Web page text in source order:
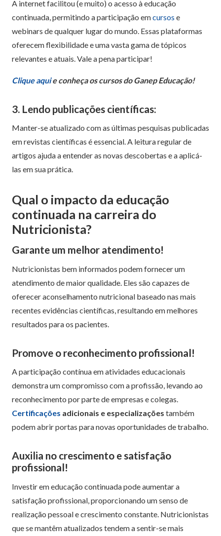
A internet facilitou (e muito) o acesso à educação
continuada, permitindo a participação emcursos e
webinars de qualquer lugar do mundo. Essas plataformas
oferecem flexibilidade e uma vasta gama de tópicos
relevantes e atuais. Vale a pena participar!
Clique aquie conheça os cursos do Ganep Educação!
3. Lendo publicações científicas:
Manter-se atualizado com as últimas pesquisas publicadas
em revistas científicas é essencial. A leitura regular de
artigos ajuda a entender as novas descobertas e a aplicá-
las em sua prática.
Qual o impacto da educação
continuada na carreira do
Nutricionista?
Garante um melhor atendimento!
Nutricionistas bem informados podem fornecer um
atendimento de maior qualidade. Eles são capazes de
oferecer aconselhamento nutricional baseado nas mais
recentes evidências científicas, resultando em melhores
resultados para os pacientes.
Promove o reconhecimento profissional!
A participação contínua em atividades educacionais
demonstra um compromisso com a profissão, levando ao
reconhecimento por parte de empresas e colegas.
Certificações adicionais e especializações também
podem abrir portas para novas oportunidades de trabalho.
Auxilia no crescimento e satisfação
profissional!
Investir em educação continuada pode aumentar a
satisfação profissional, proporcionando um senso de
realização pessoal e crescimento constante. Nutricionistas
que se mantêm atualizados tendem a sentir-se mais